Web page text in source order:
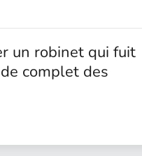
un robinet qui fuit
complet des